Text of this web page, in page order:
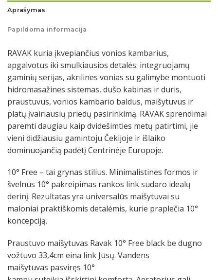
Aprašymas
Papildoma informacija
RAVAK kuria įkvepiančius vonios kambarius,
apgalvotus iki smulkiausios detalės: integruojamų
gaminių serijas, akrilines vonias su galimybe montuoti
hidromasažines sistemas, dušo kabinas ir duris,
praustuvus, vonios kambario baldus, maišytuvus ir
platų įvairiausių priedų pasirinkimą. RAVAK sprendimai
paremti daugiau kaip dvidešimties metų patirtimi, jie
vieni didžiausiu gamintoju Čekijoje ir išlaiko
dominuojančią padėtį Centrinėje Europoje.
10° Free – tai grynas stilius. Minimalistinės formos ir
švelnus 10° pakreipimas rankos link sudaro idealų
derinį. Rezultatas yra universalūs maišytuvai su
maloniai praktiškomis detalėmis, kurie praplečia 10°
koncepciją.
Praustuvo maišytuvas Ravak 10° Free black be dugno
vožtuvo 33,4cm eina link Jūsų. Vandens
maišytuvas pasviręs 10°